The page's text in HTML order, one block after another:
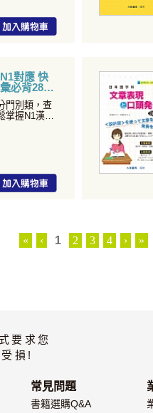
對應 快
必背2800
門別類，查
掌握N1漢
« ‹ 1 2 3 4 › »
要求您
損!
常見問題
書籍選購Q&A